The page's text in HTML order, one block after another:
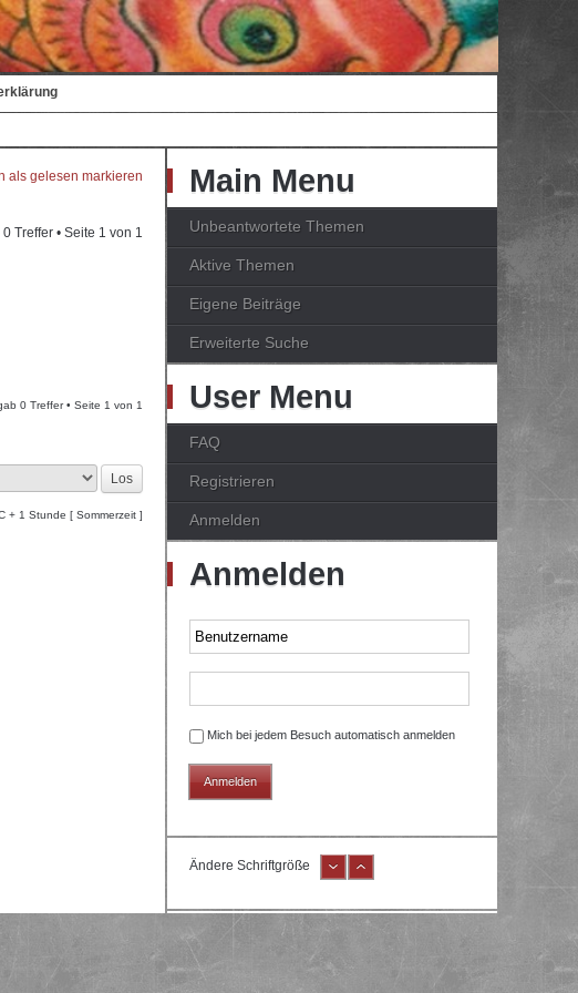
als gelesen markieren
Treffer • Seite 1 von 1
0 Treffer • Seite 1 von 1
+ 1 Stunde [ Sommerzeit ]
Main Menu
Unbeantwortete Themen
Aktive Themen
Eigene Beiträge
Erweiterte Suche
User Menu
FAQ
Registrieren
Anmelden
Anmelden
Mich bei jedem Besuch automatisch anmelden
Ändere Schriftgröße